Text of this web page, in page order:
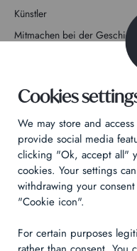
Künstler
Mitmachen bei der
Datenschutzrichtlinie
Rechtliche Hinweise
Technical & Legal informations
Cookies
We may store and
provide social media
clicking "Ok, accept all"
cookies. Your settings
withdrawing your
"Cookie icon".
For certain purposes